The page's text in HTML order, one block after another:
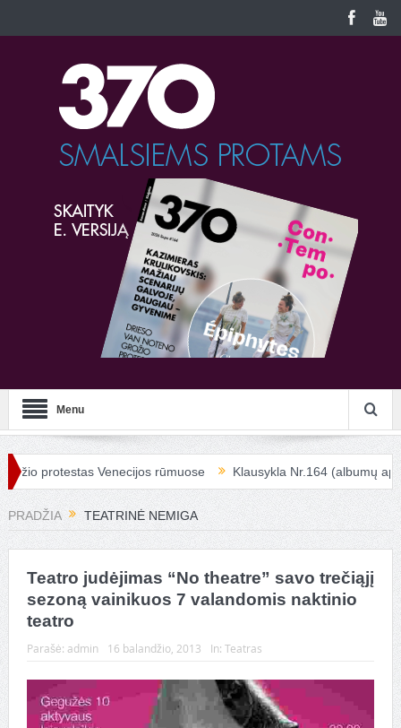
Menu
protestas Venecijos rūmuose Klausykla Nr.164 (albumų
PRADŽIA TEATRINĖ NEMIGA
Teatro judėjimas “No theatre” savo trečiąjį
sezoną vainikuos 7 valandomis naktinio
teatro
Parašė: admin 16 balandžio, 2013 In: Teatras